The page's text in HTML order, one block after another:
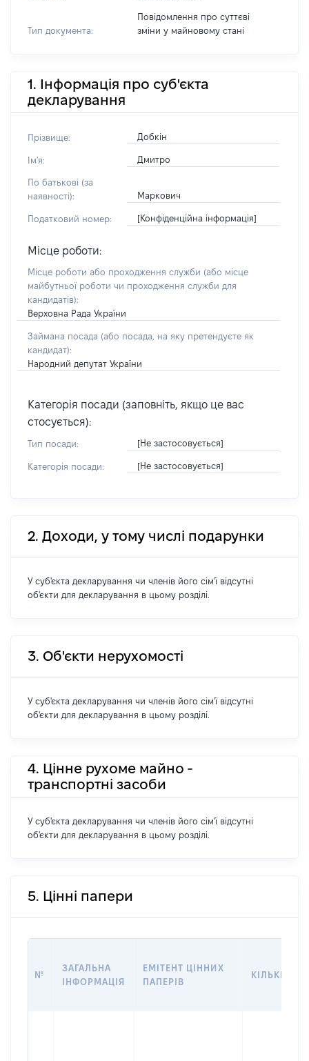
Тип документа:
Повідомлення про суттєві
зміни y майновому стані
1. Інформація про суб'єкта
декларування
Прізвище: Добкін
Ім'я: Дмитро
По батькові (за
наявності):
Маркович
Податковий номер: [Конфіденційна інформація]
Місце роботи:
Місце роботи або проходження служби (або місце
майбутньої роботи чи проходження служби для
кандидатів):
Верховна Рада України
Займана посада (або посада, на яку претендуєте як
кандидат):
Народний депутат України
Категорія посади (заповніть, якщо це вас
стосується):
Тип посади: [Не застосовується]
Категорія посади: [Не застосовується]
2. Доходи, у тому числі подарунки
У суб'єкта декларування чи членів його сім'ї відсутні
об'єкти для декларування в цьому розділі.
3. Об'єкти нерухомості
У суб'єкта декларування чи членів його сім'ї відсутні
об'єкти для декларування в цьому розділі.
4. Цінне рухоме майно -
транспортні засоби
У суб'єкта декларування чи членів його сім'ї відсутні
об'єкти для декларування в цьому розділі.
5. Цінні папери
№
ЗАГАЛЬНА
ІНФОРМАЦІЯ
ЕМІТЕНТ ЦІННИХ
ПАПЕРІВ
КІЛЬКІСТЬ